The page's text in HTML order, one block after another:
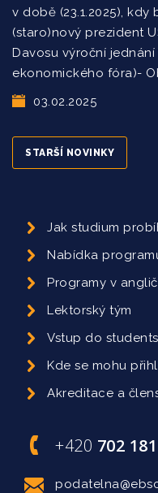
v době (23.1.2025),
(staro)nový prezident
Davosu výroční jednání
ekonomického fóra)-
03.02.2025
STARŠÍ NOVINKY
Jak studium
Nabídka
Programy v
Lektorský tým
Vstup do
Kde se mohu
Akreditace a
+420 702